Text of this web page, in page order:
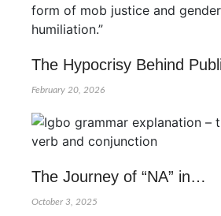
The Hypocrisy Behind
February 20, 2026
The Journey of “NA” in…
October 3, 2025